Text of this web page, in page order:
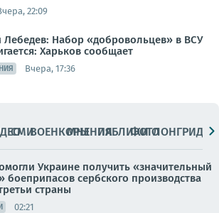
22:09
Лебедев: Набор «добровольцев» в ВСУ
Харьков сообщает
Вчера, 17:36
СМИВОЕНКОРЫМНЕНИЯПАБЛИКИ
ФОТОЛОНГРИДЫ
Украине получить «значительный
боеприпасов сербского производства
страны
02:21